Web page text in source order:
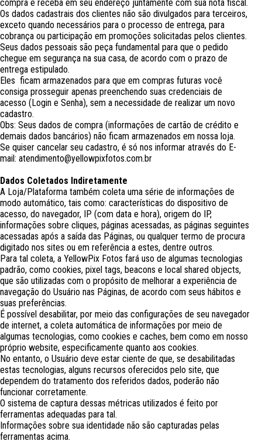
compra e receba em seu endereço juntamente com sua nota fiscal.
Os dados cadastrais dos clientes não são divulgados para terceiros,
exceto quando necessários para o processo de entrega, para
cobrança ou participação em promoções solicitadas pelos clientes.
Seus dados pessoais são peça fundamental para que o pedido
chegue em segurança na sua casa, de acordo com o prazo de
entrega estipulado.
Eles ficam armazenados para que em compras futuras você
consiga prosseguir apenas preenchendo suas credenciais de
acesso (Login e Senha), sem a necessidade de realizar um novo
cadastro.
Obs: Seus dados de compra (informações de cartão de crédito e
demais dados bancários) não ficam armazenados em nossa loja.
Se quiser cancelar seu cadastro, é só nos informar através do E-
mail: atendimento@yellowpixfotos.com.br
Dados Coletados Indiretamente
A Loja/Plataforma também coleta uma série de informações de
modo automático, tais como: características do dispositivo de
acesso, do navegador, IP (com data e hora), origem do IP,
informações sobre cliques, páginas acessadas, as páginas seguintes
acessadas após a saída das Páginas, ou qualquer termo de procura
digitado nos sites ou em referência a estes, dentre outros.
Para tal coleta, a YellowPix Fotos fará uso de algumas tecnologias
padrão, como cookies, pixel tags, beacons e local shared objects,
que são utilizadas com o propósito de melhorar a experiência de
navegação do Usuário nas Páginas, de acordo com seus hábitos e
suas preferências.
É possível desabilitar, por meio das configurações de seu navegador
de internet, a coleta automática de informações por meio de
algumas tecnologias, como cookies e caches, bem como em nosso
próprio website, especificamente quanto aos cookies.
No entanto, o Usuário deve estar ciente de que, se desabilitadas
estas tecnologias, alguns recursos oferecidos pelo site, que
dependem do tratamento dos referidos dados, poderão não
funcionar corretamente.
O sistema de captura dessas métricas utilizados é feito por
ferramentas adequadas para tal.
Informações sobre sua identidade não são capturadas pelas
ferramentas acima.